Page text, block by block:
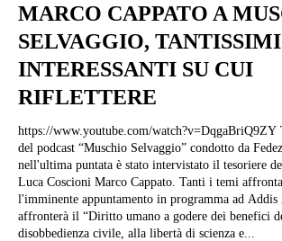
MARCO CAPPATO A
SELVAGGIO,
INTERESSANTI SU CUI
RIFLETTERE
https://www.youtube.com/watch?v=DqgaBriQ9ZY Torniamo a parlare
del podcast “Muschio Selvaggio” condotto da
nell'ultima puntata è stato intervistato il tesoriere
Luca Coscioni Marco Cappato. Tanti i temi
l'imminente appuntamento in programma ad Addis
affronterà il “Diritto umano a godere dei benefici
disobbedienza civile, alla libertà di scienza e...